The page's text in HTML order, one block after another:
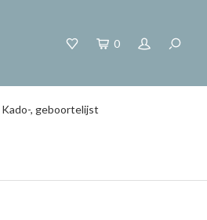
0
Kado-, geboortelijst